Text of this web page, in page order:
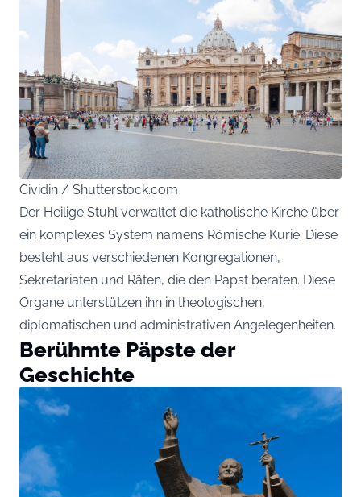
Cividin / Shutterstock.com
Der Heilige Stuhl verwaltet die katholische Kirche über
ein komplexes System namens Römische Kurie. Diese
besteht aus verschiedenen Kongregationen,
Sekretariaten und Räten, die den Papst beraten. Diese
Organe unterstützen ihn in theologischen,
diplomatischen und administrativen Angelegenheiten.
Berühmte Päpste der
Geschichte